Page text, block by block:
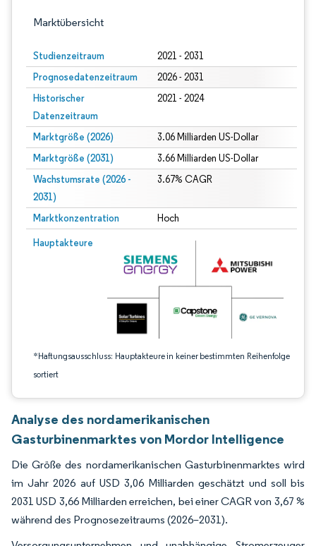
Marktübersicht
Studienzeitraum 2021 - 2031
Prognosedatenzeitraum 2026 - 2031
Historischer
Datenzeitraum
2021 - 2024
Marktgröße (2026) 3.06 Milliarden US-Dollar
Marktgröße (2031) 3.66 Milliarden US-Dollar
Wachstumsrate (2026 -
2031)
3.67% CAGR
Marktkonzentration Hoch
Hauptakteure
*Haftungsausschluss: Hauptakteure in keiner bestimmten Reihenfolge
sortiert
Bild © Mordor Intelligence. Wiederverwendung erfordert Namensnennung
Analyse des nordamerikanischen
Gasturbinenmarktes von Mordor Intelligence
Die Größe des nordamerikanischen Gasturbinenmarktes wird
im Jahr 2026 auf USD 3,06 Milliarden geschätzt und soll bis
2031 USD 3,66 Milliarden erreichen, bei einer CAGR von 3,67 %
während des Prognosezeitraums (2026–2031).